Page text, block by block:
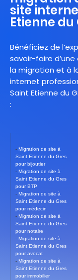
site
Etienne du
Bénéficiez de
savoir-faire
la migration et à
internet
Saint Etienne du
:
- Migration de site à
Saint Etienne du Gres
pour bijoutier
- Migration de site à
Saint Etienne du Gres
pour BTP
- Migration de site à
Saint Etienne du Gres
pour médecin
- Migration de site à
Saint Etienne du Gres
pour notaire
- Migration de site à
Saint Etienne du Gres
pour avocat
- Migration de site à
Saint Etienne du Gres
pour immobilier